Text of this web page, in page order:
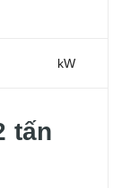
kW
tấn